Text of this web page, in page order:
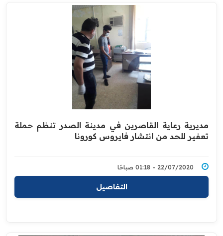
مديرية رعاية القاصرين في مدينة الصدر تنظم حملة
تعفير للحد من انتشار فايروس كورونا
22/07/2020 - 01:18 صباحًا
التفاصيل